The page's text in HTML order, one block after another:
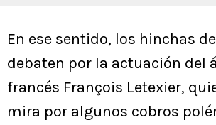
En ese sentido, los hinchas
debaten por la actuación del
francés François Letexier,
mira por algunos cobros